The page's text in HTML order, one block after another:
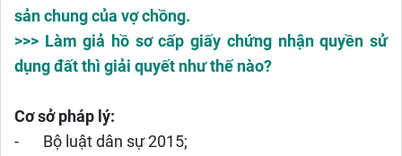
sản chung của vợ chồng.
>>> Làm giả hồ sơ cấp giấy chứng nhận quyền sử
dụng đất thì giải quyết như thế nào?
Cơ sở pháp lý:
-
Bộ luật dân sự 2015;